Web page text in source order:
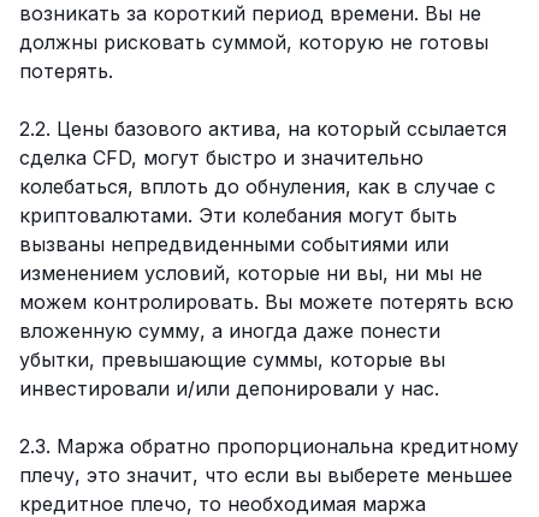
возникать за короткий период времени. Вы не
должны рисковать суммой, которую не готовы
потерять.
2.2. Цены базового актива, на который ссылается
сделка CFD, могут быстро и значительно
колебаться, вплоть до обнуления, как в случае с
криптовалютами. Эти колебания могут быть
вызваны непредвиденными событиями или
изменением условий, которые ни вы, ни мы не
можем контролировать. Вы можете потерять всю
вложенную сумму, а иногда даже понести
убытки, превышающие суммы, которые вы
инвестировали и/или депонировали у нас.
2.3. Маржа обратно пропорциональна кредитному
плечу, это значит, что если вы выберете меньшее
кредитное плечо, то необходимая маржа